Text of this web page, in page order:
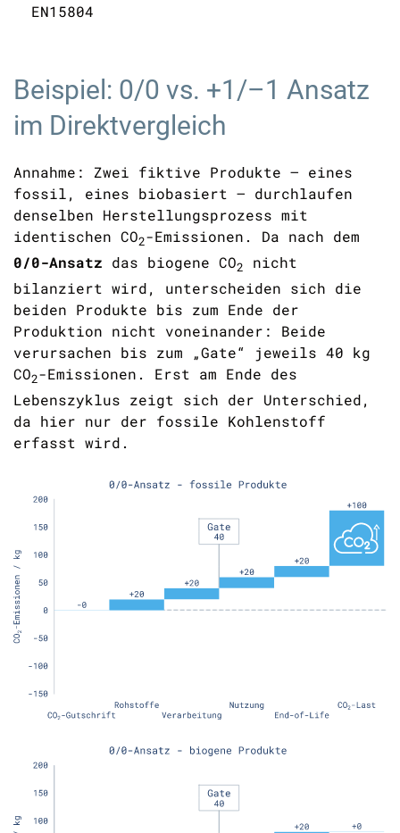
EN15804
Beispiel: 0/0 vs. +1/–1 Ansatz
im Direktvergleich
Annahme:
Zwei fiktive Produkte – eines
fossil, eines biobasiert – durchlaufen
denselben Herstellungsprozess mit
identischen CO2-Emissionen. Da nach dem
0/0-Ansatz das biogene CO2
nicht
bilanziert wird, unterscheiden sich die
beiden Produkte bis zum Ende der
Produktion nicht voneinander: Beide
verursachen bis zum „Gate“ jeweils 40 kg
CO2-Emissionen. Erst am Ende des
Lebenszyklus zeigt sich der Unterschied,
da hier nur der fossile Kohlenstoff
erfasst wird.